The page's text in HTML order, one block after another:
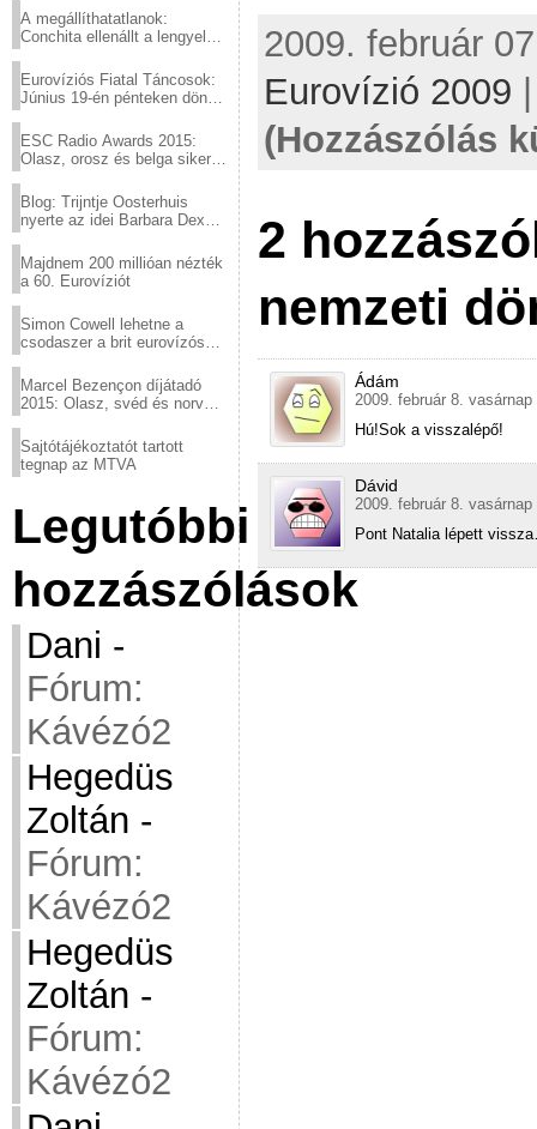
A megállíthatatlanok:
Conchita ellenállt a lengyel
Eurovíziós Fiatal Táncosok:
Június 19-én pénteken döntő
ESC Radio Awards 2015:
Olasz, orosz és belga siker,
Blog: Trijntje Oosterhuis
nyerte az idei Barbara Dex
Majdnem 200 millióan nézték
a 60. Eurovíziót
Simon Cowell lehetne a
csodaszer a brit eurovízós
Marcel Bezençon díjátadó
2015: Olasz, svéd és norvég
Sajtótájékoztatót tartott
tegnap az MTVA
Legutóbbi
hozzászólások
Dani -
Fórum:
Kávézó2
Hegedüs
Zoltán -
Fórum:
Kávézó2
Hegedüs
Zoltán -
Fórum:
Kávézó2
2009. február
Eurovízió 2009
(Hozzászólás
2
nemzeti
Ádám
2009. február 8. vasárnap
Hú!Sok a visszalépő!
Dávid
2009. február 8. vasárnap
Pont Natalia lépett